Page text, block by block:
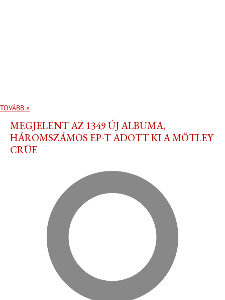
TOVÁBB »
MEGJELENT AZ 1349 ÚJ ALBUMA,
HÁROMSZÁMOS EP-T ADOTT KI A MÖTLEY
CRÜE